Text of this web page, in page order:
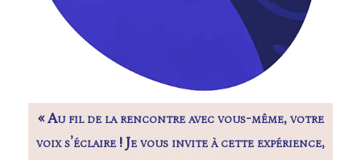
« Au fil de la rencontre avec vous-même, votre
voix s’éclaire ! Je vous invite à cette expérience,